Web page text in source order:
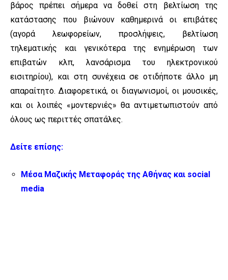
βάρος πρέπει σήμερα να δοθεί στη βελτίωση της
κατάστασης που βιώνουν καθημερινά οι επιβάτες
(αγορά λεωφορείων, προσλήψεις, βελτίωση
τηλεματικής και γενικότερα της ενημέρωση των
επιβατών κλπ, λανσάρισμα του ηλεκτρονικού
εισιτηρίου), και στη συνέχεια σε οτιδήποτε άλλο μη
απαραίτητο. Διαφορετικά, οι διαγωνισμοί, οι μουσικές,
και οι λοιπές «μοντερνιές» θα αντιμετωπιστούν από
όλους ως περιττές σπατάλες.
Δείτε επίσης:
Μέσα Μαζικής Μεταφοράς της Αθήνας και social
media